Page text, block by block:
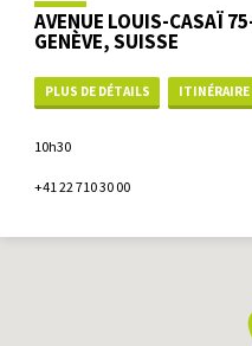
AVENUE LOUIS-CASAÏ
GENÈVE, SUISSE
PLUS DE DÉTAILS ITINÉRAIRE
10h30
+41 22 710 30 00